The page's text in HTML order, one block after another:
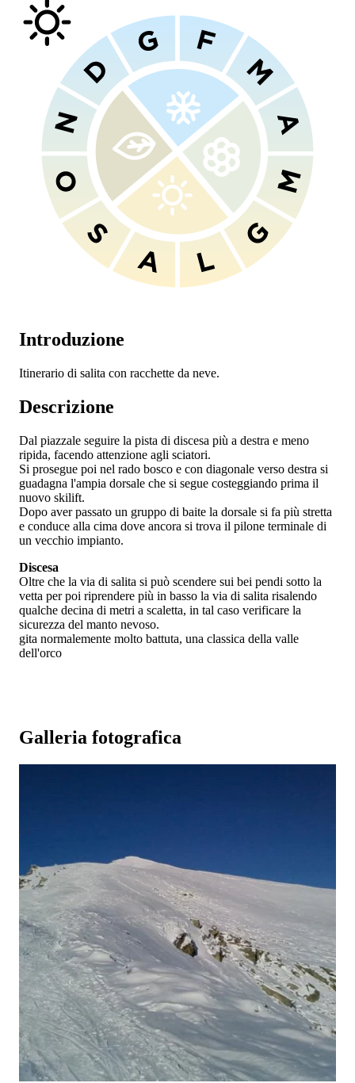
Introduzione
Itinerario di salita con racchette da neve.
Descrizione
Dal piazzale seguire la pista di discesa più a destra e meno
ripida, facendo attenzione agli sciatori.
Si prosegue poi nel rado bosco e con diagonale verso destra si
guadagna l'ampia dorsale che si segue costeggiando prima il
nuovo skilift.
Dopo aver passato un gruppo di baite la dorsale si fa più stretta
e conduce alla cima dove ancora si trova il pilone terminale di
un vecchio impianto.
Discesa
Oltre che la via di salita si può scendere sui bei pendi sotto la
vetta per poi riprendere più in basso la via di salita risalendo
qualche decina di metri a scaletta, in tal caso verificare la
sicurezza del manto nevoso.
gita normalemente molto battuta, una classica della valle
dell'orco
Galleria fotografica